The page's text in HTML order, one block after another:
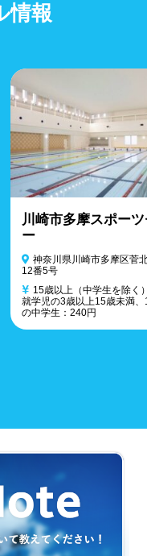
情報
川崎市多摩スポー
ー
神奈川県川崎市多摩区菅
12番5号
15歳以上（中学生を除く
就学児の3歳以上15歳未満
の中学生：240円